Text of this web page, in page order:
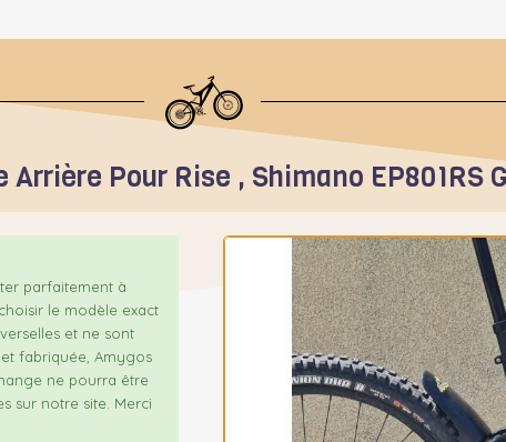
Arrière Pour Rise , Shimano EP801RS
parfaitement à
le modèle exact
et ne sont
fabriquée, Amygos
ne pourra être
sur notre site. Merci